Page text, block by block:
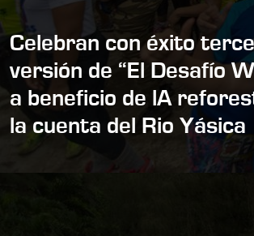
Celebran con éxito
versión de “El Desafío
a beneficio de lA
la cuenta del Rio Yásica